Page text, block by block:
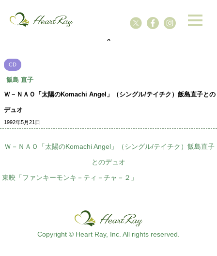
s
CD
飯島 直子
Ｗ－ＮＡＯ「太陽のKomachi Angel」（シングル/テイチク）飯島直子との
デュオ
1992年5月21日
Ｗ－ＮＡＯ「太陽のKomachi Angel」（シングル/テイチク）飯島直子
とのデュオ
東映「ファンキーモンキ－ティ－チャ－２」
Copyright © Heart Ray, Inc. All rights reserved.